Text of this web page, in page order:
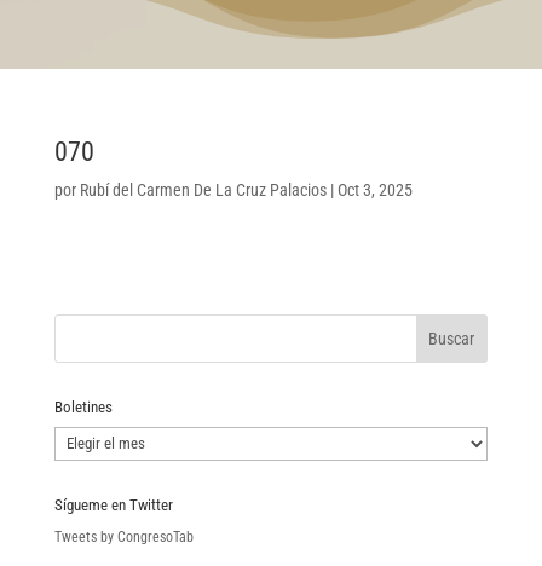
070
por Rubí del Carmen De La Cruz Palacios| Oct 3, 2025
Boletines
Boletines
Sígueme en Twitter
Tweets by CongresoTab